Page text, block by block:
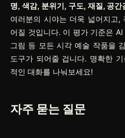
명, 색감, 분위기, 구도, 재질, 공간
여러분의 시야는 더욱 넓어지고,
어질 것입니다. 이 평가 기준은
그림 등 모든 시각 예술 작품을
도구가 되어줄 겁니다. 명확한
적인 대화를 나눠보세요!
자주 묻는 질문